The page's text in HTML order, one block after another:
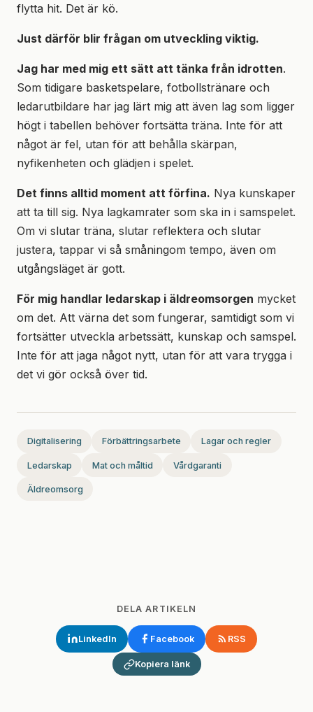
flytta hit. Det är kö.
Just därför blir frågan om utveckling viktig.
Jag har med mig ett sätt att tänka från idrotten.
Som tidigare basketspelare, fotbollstränare och
ledarutbildare har jag lärt mig att även lag som ligger
högt i tabellen behöver fortsätta träna. Inte för att
något är fel, utan för att behålla skärpan,
nyfikenheten och glädjen i spelet.
Det finns alltid moment att förfina. Nya kunskaper
att ta till sig. Nya lagkamrater som ska in i samspelet.
Om vi slutar träna, slutar reflektera och slutar
justera, tappar vi så småningom tempo, även om
utgångsläget är gott.
För mig handlar ledarskap i äldreomsorgen mycket
om det. Att värna det som fungerar, samtidigt som vi
fortsätter utveckla arbetssätt, kunskap och samspel.
Inte för att jaga något nytt, utan för att vara trygga i
det vi gör också över tid.
Digitalisering Förbättringsarbete Lagar och regler
Ledarskap Mat och måltid Vårdgaranti
Äldreomsorg
DELA ARTIKELN
LinkedIn Facebook RSS
Kopiera länk